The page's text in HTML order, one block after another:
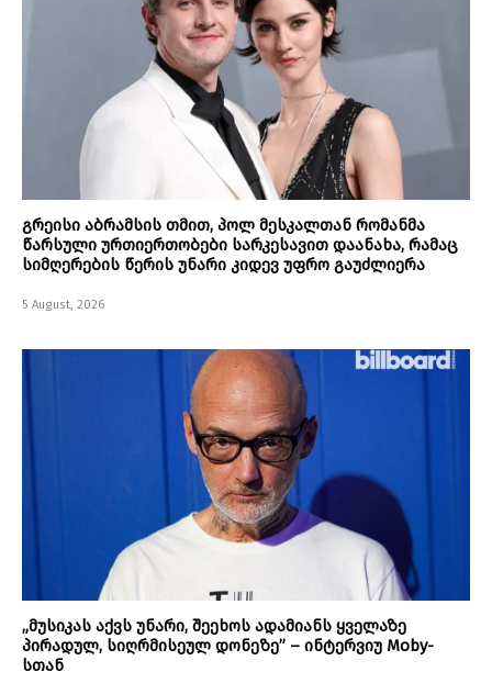
გრეისი აბრამსის თმით, პოლ მესკალთან რომანმა
წარსული ურთიერთობები სარკესავით დაანახა, რამაც
სიმღერების წერის უნარი კიდევ უფრო გაუძლიერა
5 August, 2026
„მუსიკას აქვს უნარი, შეეხოს ადამიანს ყველაზე
პირადულ, სიღრმისეულ დონეზე” – ინტერვიუ Moby-
სთან